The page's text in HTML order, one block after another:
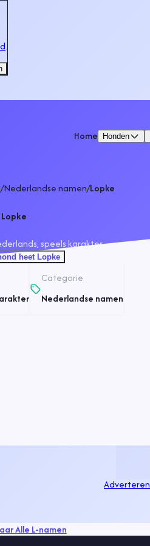
Home Honden
/Nederlandse namen/Lopke
Lopke
speels karakter.
heet Lopke
Categorie
Nederlandse namen
Adverteren
Alle L-namen
.